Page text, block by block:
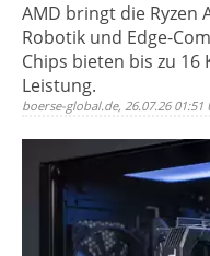
AMD bringt die Ryzen
Robotik und Edge-
Chips bieten bis zu 16
Leistung.
boerse-global.de, 26.07.26 01:51